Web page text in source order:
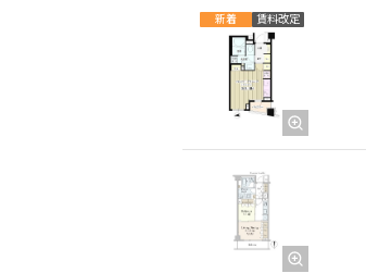
新着 賃料改定